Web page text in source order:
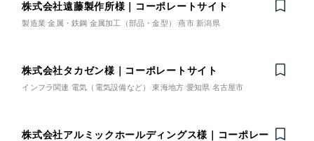
ピンク・桃色
株式会社遠藤製作所様｜コーポレートサイト
製造業 金属・鉄鋼 金属加工（部品・金型） 燕市 新潟県
株式会社タカゼン様｜コーポレートサイト
インフラ関連 電気（電気設備など） 東海地方 愛知県 名古屋市
株式会社アルミックホールディングス様｜コーポレー